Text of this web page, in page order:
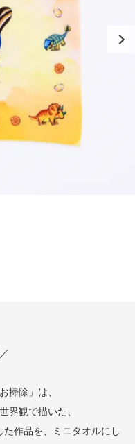
掃除」は、
界観で描いた、
作品を、ミニタオルにし